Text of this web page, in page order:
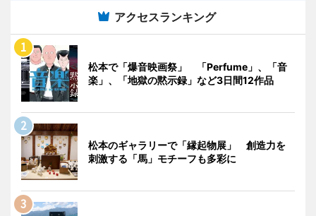
アクセスランキング
松本で「爆音映画祭」 「Perfume」、「音
楽」、「地獄の黙示録」など3日間12作品
松本のギャラリーで「縁起物展」 創造力を
刺激する「馬」モチーフも多彩に